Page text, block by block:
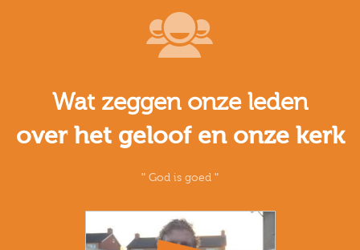
Wat zeggen onze leden
over het geloof en onze kerk
God is goed